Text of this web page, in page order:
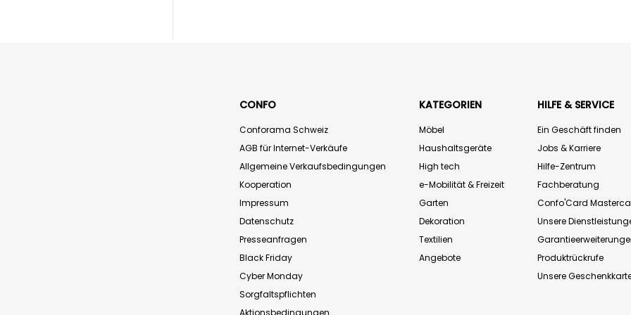
CONFO
Conforama Schweiz
AGB für Internet-Verkäufe
Allgemeine Verkaufsbedingungen
Kooperation
Impressum
Datenschutz
Presseanfragen
Black Friday
Cyber Monday
Sorgfaltspflichten
KATEGORIEN
Möbel
Haushaltsgeräte
High tech
e-Mobilität & Freizeit
Garten
Dekoration
Textilien
Angebote
HILFE & SERVICE
Ein Geschäft finden
Jobs & Karriere
Hilfe-Zentrum
Fachberatung
Confo'Card
Unsere
Produktrückrufe
Unsere